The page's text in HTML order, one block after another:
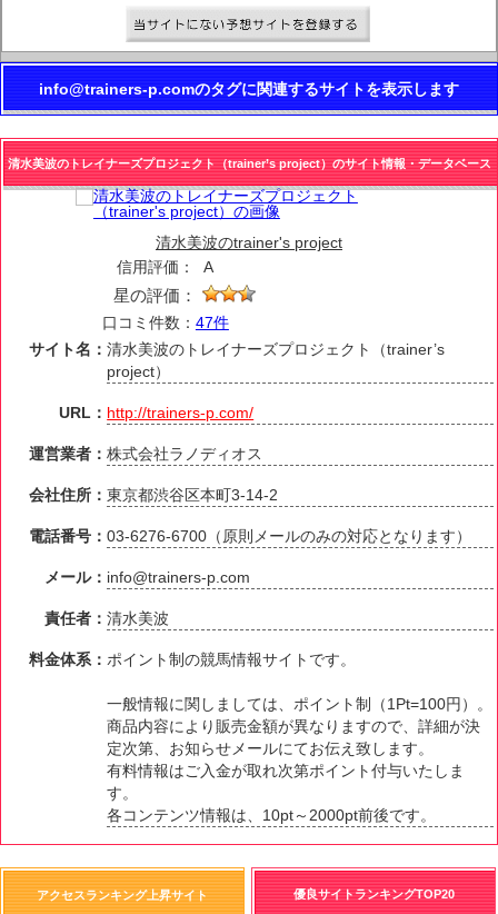
info@trainers-p.comのタグに関連するサイトを表示します
清水美波のトレイナーズプロジェクト（trainer’s project）のサイト情報・データベース
清水美波のtrainer's project
信用評価：
A
星の評価：
口コミ件数： 47件
サイト名：清水美波のトレイナーズプロジェクト（trainer’s
project）
URL： http://trainers-p.com/
運営業者：株式会社ラノディオス
会社住所：東京都渋谷区本町3-14-2
電話番号：03-6276-6700（原則メールのみの対応となります）
メール： info@trainers-p.com
責任者：清水美波
料金体系： ポイント制の競馬情報サイトです。
一般情報に関しましては、ポイント制（1Pt=100円）。
商品内容により販売金額が異なりますので、詳細が決
定次第、お知らせメールにてお伝え致します。
有料情報はご入金が取れ次第ポイント付与いたしま
す。
各コンテンツ情報は、10pt～2000pt前後です。
優良サイトランキングTOP20
アクセスランキング上昇サイト